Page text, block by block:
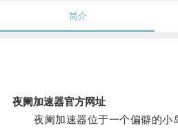
简介
夜阑加速器官方网址
夜阑加速器位于一个偏僻的小